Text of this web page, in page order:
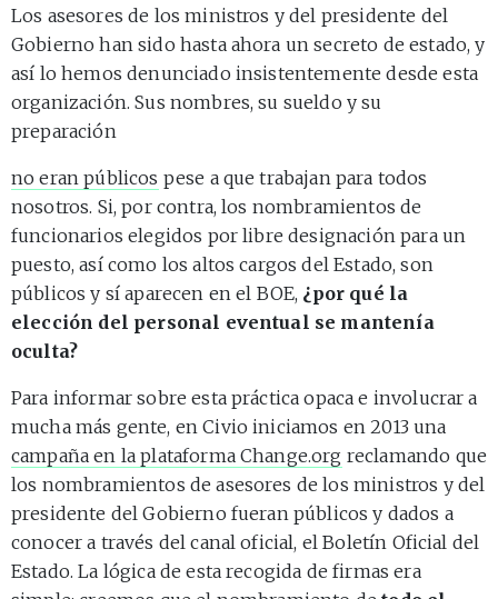
Los asesores de los ministros y del presidente del
Gobierno han sido hasta ahora un secreto de estado, y
así lo hemos denunciado insistentemente desde esta
organización. Sus nombres, su sueldo y su
preparación
no eran públicos pese a que trabajan para todos
nosotros. Si, por contra, los nombramientos de
funcionarios elegidos por libre designación para un
puesto, así como los altos cargos del Estado, son
públicos y sí aparecen en el BOE, ¿por qué la
elección del personal eventual se mantenía
oculta?
Para informar sobre esta práctica opaca e involucrar a
mucha más gente, en Civio iniciamos en 2013 una
campaña en la plataforma Change.org reclamando que
los nombramientos de asesores de los ministros y del
presidente del Gobierno fueran públicos y dados a
conocer a través del canal oficial, el Boletín Oficial del
Estado. La lógica de esta recogida de firmas era